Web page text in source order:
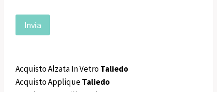
Acquisto Alzata In VetroTaliedo
Acquisto AppliqueTaliedo